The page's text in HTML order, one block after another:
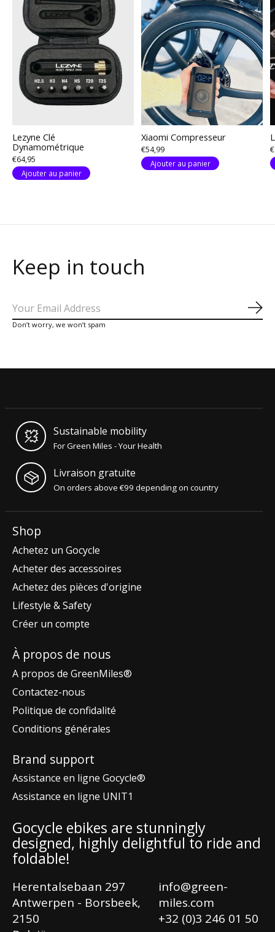
Lezyne Clé
Dynamométrique
€64,95
Ajouter au panier
Xiaomi Compresseur
€54,99
Ajouter au panier
Keep in touch
Don’t worry, we won’t spam
Sustainable mobility
For Green Miles - Your Health
Livraison gratuite
On orders above €99 depending on country
Shop
Achetez un Gocycle
Acheter des accessoires
Achetez des pièces d'origine
Lifestyle & Safety
Créer un compte
À propos de nous
A propos de GreenMiles®
Contactez-nous
Politique de confidalité
Conditions générales
Brand support
Assistance en ligne Gocycle®
Assistance en ligne UNIT1
Gocycle ebikes are stunningly
designed, highly delightful to ride and
foldable!
Herentalsebaan 297
Antwerpen - Borsbeek,
2150
info@green-
miles.com
+32 (0)3 246 01 50